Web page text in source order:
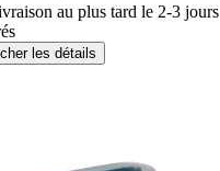
au plus tard le 2-3 jours
les détails